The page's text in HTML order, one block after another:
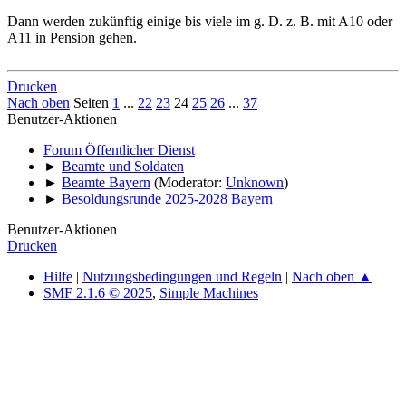
Dann werden zukünftig einige bis viele im g. D. z. B. mit A10 oder
A11 in Pension gehen.
Drucken
Nach oben Seiten 1 ... 22 23 24 25 26 ... 37
Benutzer-Aktionen
Forum Öffentlicher Dienst
► Beamte und Soldaten
► Beamte Bayern (Moderator: Unknown)
► Besoldungsrunde 2025-2028 Bayern
Benutzer-Aktionen
Drucken
Hilfe | Nutzungsbedingungen und Regeln | Nach oben ▲
SMF 2.1.6 © 2025, Simple Machines